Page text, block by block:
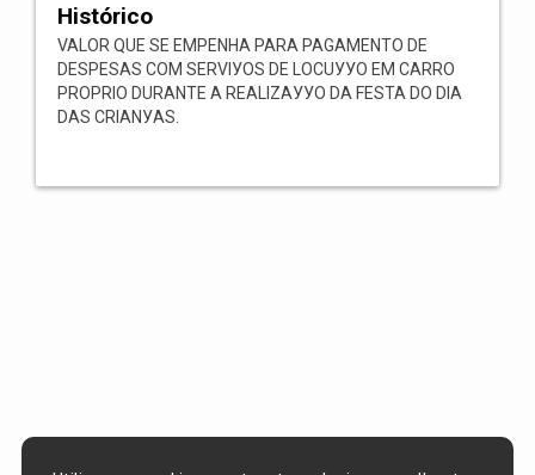
Histórico
VALOR QUE SE EMPENHA PARA PAGAMENTO DE
DESPESAS COM SERVIУOS DE LOCUУУO EM CARRO
PROPRIO DURANTE A REALIZAУУO DA FESTA DO DIA
DAS CRIANУAS.